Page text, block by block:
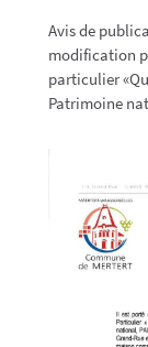
Avis de
modification
particulier
Patrimoine